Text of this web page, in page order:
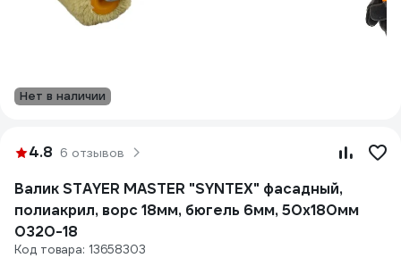
Нет в наличии
4.8 6 отзывов
Валик STAYER MASTER "SYNTEX" фасадный,
полиакрил, ворс 18мм, бюгель 6мм, 50x180мм
0320-18
Код товара: 13658303